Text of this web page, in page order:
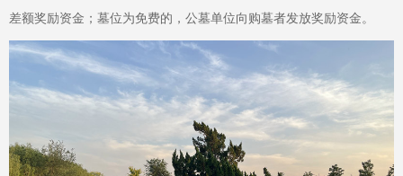
差额奖励资金；墓位为免费的，公墓单位向购墓者发放奖励资金。